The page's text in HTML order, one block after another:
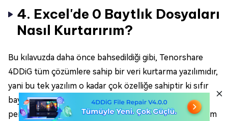
4. Excel'de 0 Baytlık Dosyaları
Nasıl Kurtarırım?
Bu kılavuzda daha önce bahsedildiği gibi, Tenorshare
4DDiG tüm çözümlere sahip bir veri kurtarma yazılımıdır,
yani bu tek yazılım o kadar çok özelliğe sahiptir ki sıfır
bayt dosyaları yalnızca PC'den değil, herhangi bir
pencereyle PC'nizden kurtarabilir. ancak Mac'te kullanım